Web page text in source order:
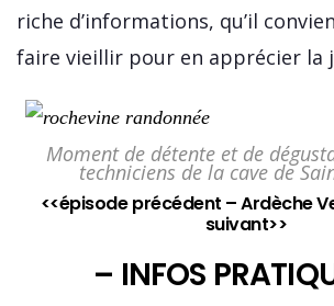
riche d’informations, qu’il
faire vieillir pour en apprécier la
Moment de détente et de
techniciens de la cave de
<<épisode précédent – Ardèche
suivant>>
– INFOS